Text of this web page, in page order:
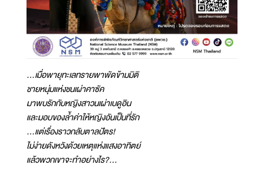
...เมื่อพายุทะเลทรายพาพัดข้ามมิติ
ชายหนุ่มแห่งชนเผ่าคาซัค
มาพบรักกับหญิงสาวนเผ่าเบดูอิน
และมอบของล้ำค่าให้หญิงอันเป็นที่รัก
...แต่เรื่องราวกลับตาลปัตร!
ไม่ง่ายดังหวังด้วยเหตุแห่งแสงอาทิตย์
แล้วพวกเขาจะทำอย่างไร?...